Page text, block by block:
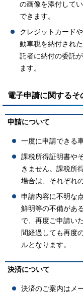
の画像を添付して
できます。
クレジットカード
動車税を納付され
託者に納付の委託
ます。
電子申請に関するそ
申請について
一度に申請できる
課税所得証明書や
きません。課税所
場合は、それぞれ
申請内容に不明な
鮮明等の不備があ
で、再度ご申請い
間経過しても再度
ルとなります。
決済について
決済のご案内はメ